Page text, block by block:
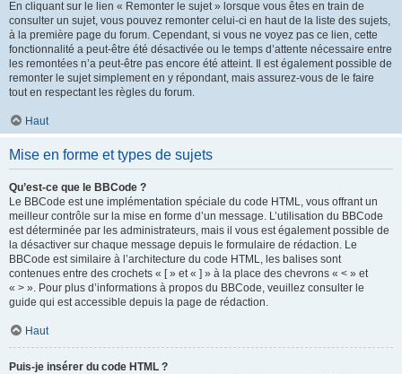
En cliquant sur le lien « Remonter le sujet » lorsque vous êtes en train de
consulter un sujet, vous pouvez remonter celui-ci en haut de la liste des sujets,
à la première page du forum. Cependant, si vous ne voyez pas ce lien, cette
fonctionnalité a peut-être été désactivée ou le temps d’attente nécessaire entre
les remontées n’a peut-être pas encore été atteint. Il est également possible de
remonter le sujet simplement en y répondant, mais assurez-vous de le faire
tout en respectant les règles du forum.
Haut
Mise en forme et types de sujets
Qu’est-ce que le BBCode ?
Le BBCode est une implémentation spéciale du code HTML, vous offrant un
meilleur contrôle sur la mise en forme d’un message. L’utilisation du BBCode
est déterminée par les administrateurs, mais il vous est également possible de
la désactiver sur chaque message depuis le formulaire de rédaction. Le
BBCode est similaire à l’architecture du code HTML, les balises sont
contenues entre des crochets « [ » et « ] » à la place des chevrons « < » et
« > ». Pour plus d’informations à propos du BBCode, veuillez consulter le
guide qui est accessible depuis la page de rédaction.
Haut
Puis-je insérer du code HTML ?